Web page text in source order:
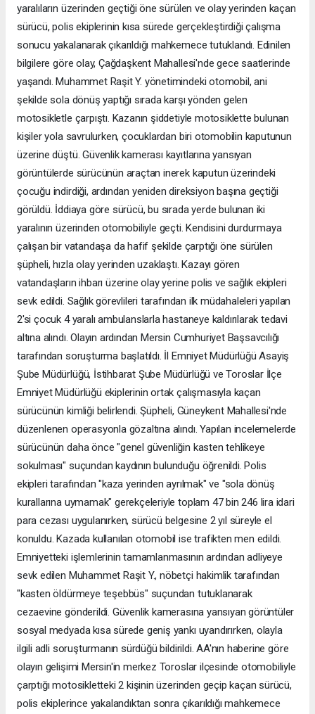
yaralıların üzerinden geçtiği öne sürülen ve olay yerinden kaçan
sürücü, polis ekiplerinin kısa sürede gerçekleştirdiği çalışma
sonucu yakalanarak çıkarıldığı mahkemece tutuklandı. Edinilen
bilgilere göre olay, Çağdaşkent Mahallesi'nde gece saatlerinde
yaşandı. Muhammet Raşit Y. yönetimindeki otomobil, ani
şekilde sola dönüş yaptığı sırada karşı yönden gelen
motosikletle çarpıştı. Kazanın şiddetiyle motosiklette bulunan
kişiler yola savrulurken, çocuklardan biri otomobilin kaputunun
üzerine düştü. Güvenlik kamerası kayıtlarına yansıyan
görüntülerde sürücünün araçtan inerek kaputun üzerindeki
çocuğu indirdiği, ardından yeniden direksiyon başına geçtiği
görüldü. İddiaya göre sürücü, bu sırada yerde bulunan iki
yaralının üzerinden otomobiliyle geçti. Kendisini durdurmaya
çalışan bir vatandaşa da hafif şekilde çarptığı öne sürülen
şüpheli, hızla olay yerinden uzaklaştı. Kazayı gören
vatandaşların ihbarı üzerine olay yerine polis ve sağlık ekipleri
sevk edildi. Sağlık görevlileri tarafından ilk müdahaleleri yapılan
2'si çocuk 4 yaralı ambulanslarla hastaneye kaldırılarak tedavi
altına alındı. Olayın ardından Mersin Cumhuriyet Başsavcılığı
tarafından soruşturma başlatıldı. İl Emniyet Müdürlüğü Asayiş
Şube Müdürlüğü, İstihbarat Şube Müdürlüğü ve Toroslar İlçe
Emniyet Müdürlüğü ekiplerinin ortak çalışmasıyla kaçan
sürücünün kimliği belirlendi. Şüpheli, Güneykent Mahallesi'nde
düzenlenen operasyonla gözaltına alındı. Yapılan incelemelerde
sürücünün daha önce "genel güvenliğin kasten tehlikeye
sokulması" suçundan kaydının bulunduğu öğrenildi. Polis
ekipleri tarafından "kaza yerinden ayrılmak" ve "sola dönüş
kurallarına uymamak" gerekçeleriyle toplam 47 bin 246 lira idari
para cezası uygulanırken, sürücü belgesine 2 yıl süreyle el
konuldu. Kazada kullanılan otomobil ise trafikten men edildi.
Emniyetteki işlemlerinin tamamlanmasının ardından adliyeye
sevk edilen Muhammet Raşit Y., nöbetçi hakimlik tarafından
"kasten öldürmeye teşebbüs" suçundan tutuklanarak
cezaevine gönderildi. Güvenlik kamerasına yansıyan görüntüler
sosyal medyada kısa sürede geniş yankı uyandırırken, olayla
ilgili adli soruşturmanın sürdüğü bildirildi. AA'nın haberine göre
olayın gelişimi Mersin'in merkez Toroslar ilçesinde otomobiliyle
çarptığı motosikletteki 2 kişinin üzerinden geçip kaçan sürücü,
polis ekiplerince yakalandıktan sonra çıkarıldığı mahkemece